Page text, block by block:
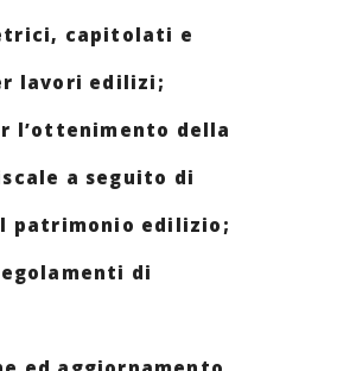
capitolati e
lavori edilizi;
l’ottenimento della
a seguito di
patrimonio edilizio;
di